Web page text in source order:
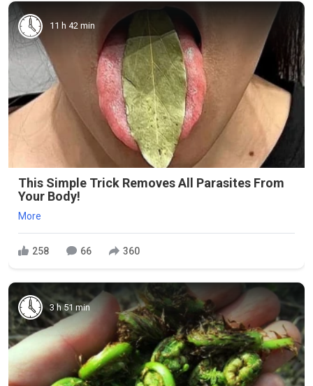
11 h 42 min
This Simple Trick Removes All Parasites From
Your Body!
More
258 66 360
3 h 51 min